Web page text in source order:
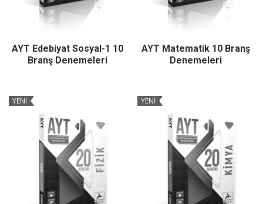
AYT Edebiyat Sosyal-1 10
Branş Denemeleri
AYT Matematik 10 Branş
Denemeleri
YENİ YENİ